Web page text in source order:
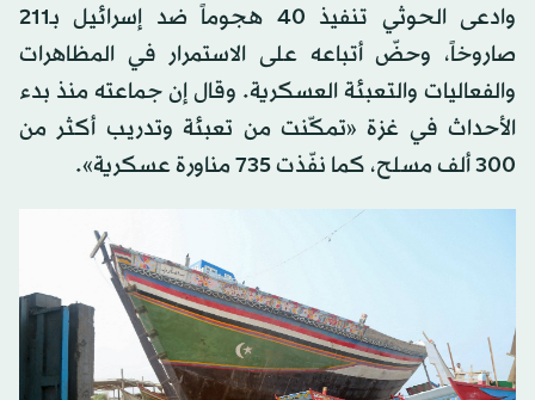
وادعى الحوثي تنفيذ 40 هجوماً ضد إسرائيل بـ211
صاروخاً، وحضّ أتباعه على الاستمرار في المظاهرات
والفعاليات والتعبئة العسكرية. وقال إن جماعته منذ بدء
الأحداث في غزة «تمكّنت من تعبئة وتدريب أكثر من
300 ألف مسلح، كما نفّذت 735 مناورة عسكرية».